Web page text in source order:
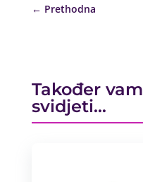
← Prethodna
Također
svidjeti…